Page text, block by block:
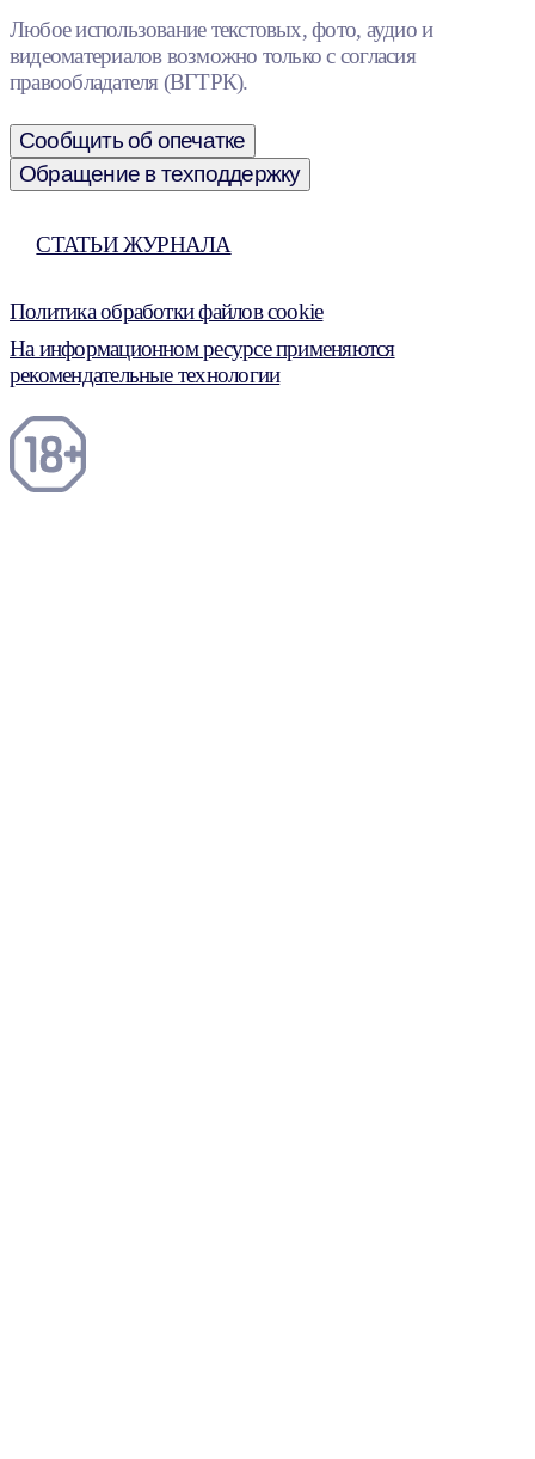
Любое использование текстовых, фото, аудио и
видеоматериалов возможно только с согласия
правообладателя (ВГТРК).
Сообщить об опечатке
Обращение в техподдержку
СТАТЬИ ЖУРНАЛА
Политика обработки файлов cookie
На информационном ресурсе применяются
рекомендательные технологии